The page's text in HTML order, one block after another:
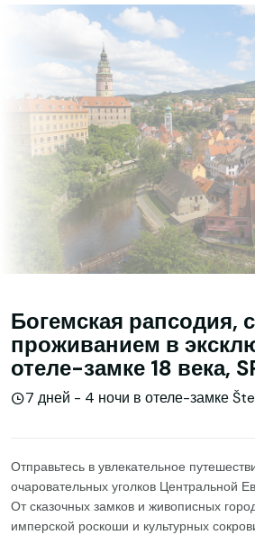
Богемская рапсодия, с
проживанием в
отеле-замке 18 века,
7 дней - 4 ночи в отеле-замке
Отправьтесь в увлекательное
очаровательных уголков Центральной
От сказочных замков и живописных
имперской роскоши и культурных